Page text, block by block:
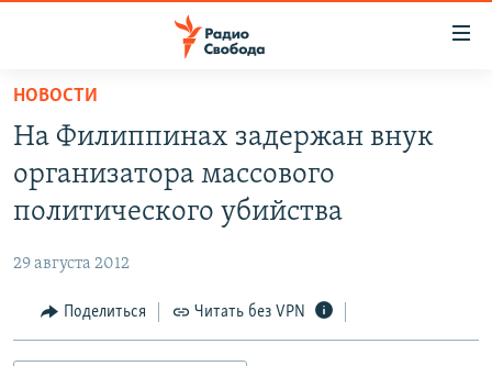
упрощенного
доступа
основному
Вернутся
АВТОРСКИЕ ПРОЕКТЫ
МНЕНИЯ
КУЛЬТУРА
НОВОСТИ
На Филиппинах задержан внук
организатора массового
политического убийства
29 августа 2012
Поделиться Читать без VPN